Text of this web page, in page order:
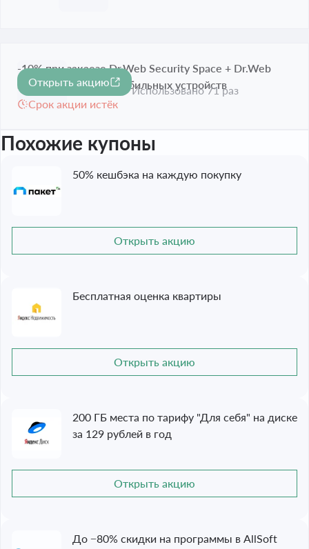
-10%
-10% при закаезе Dr.Web Security Space + Dr.Web
Security Space для мобильных устройств
Срок акции истёк
Открыть акцию
Использовано 71 раз
Похожие купоны
50% кешбэка на каждую покупку
Открыть акцию
Бесплатная оценка квартиры
Открыть акцию
200 ГБ места по тарифу "Для себя" на диске
за 129 рублей в год
Открыть акцию
До −80% скидки на программы в AllSoft